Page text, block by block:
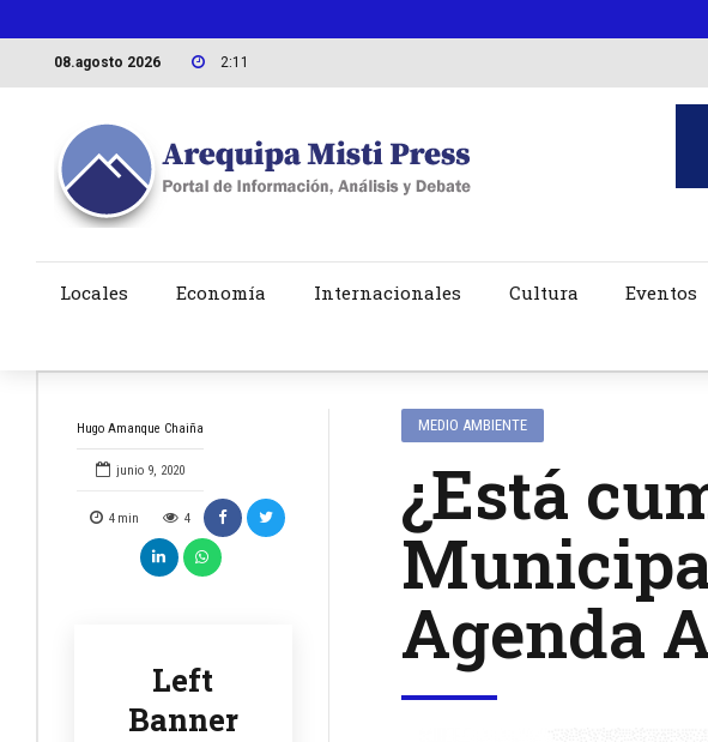
08.agosto 2026 2:11
Locales Economía Internacionales Cultura Eventos
Hugo Amanque Chaiña
junio 9, 2020
4 min 4
Left
Banner
MEDIO AMBIENTE
¿Está
Agenda